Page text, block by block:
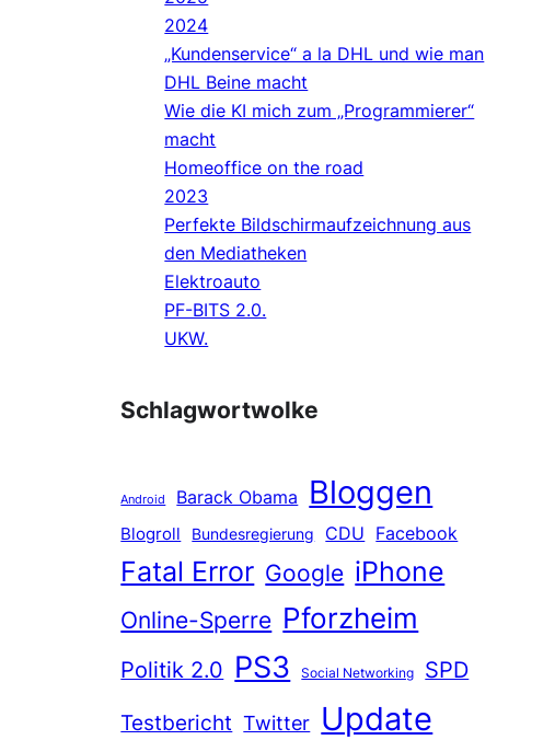
2024
„Kundenservice“ a la DHL und wie man
DHL Beine macht
Wie die KI mich zum „Programmierer“
macht
Homeoffice on the road
2023
Perfekte Bildschirmaufzeichnung aus
den Mediatheken
Elektroauto
PF-BITS 2.0.
UKW.
Schlagwortwolke
Android Barack Obama Bloggen
Blogroll Bundesregierung CDU Facebook
Fatal Error Google iPhone
Online-Sperre Pforzheim
Politik 2.0 PS3 Social Networking
SPD
Testbericht Twitter Update